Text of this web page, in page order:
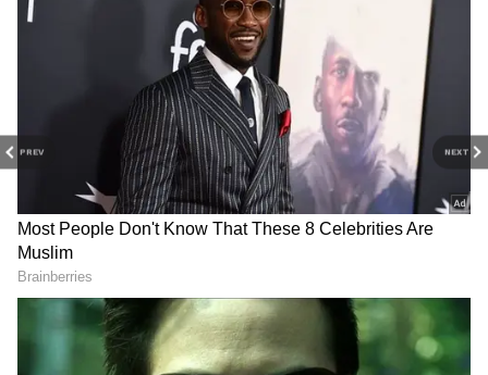
PREV NEXT
Kalki bhagwan: ఈ ఫొటోలో
ఉంది ఎవ‌రో గుర్తు ప‌ట్టారా.?
ఇంత‌కీ వీళ్లు ఏమై పోయారు.?
PM Modi: కేవ‌లం ప్ర‌శ్నించ‌డ‌మే
కాదు.. దేశ యువ‌త‌కు ప్ర‌ధాని